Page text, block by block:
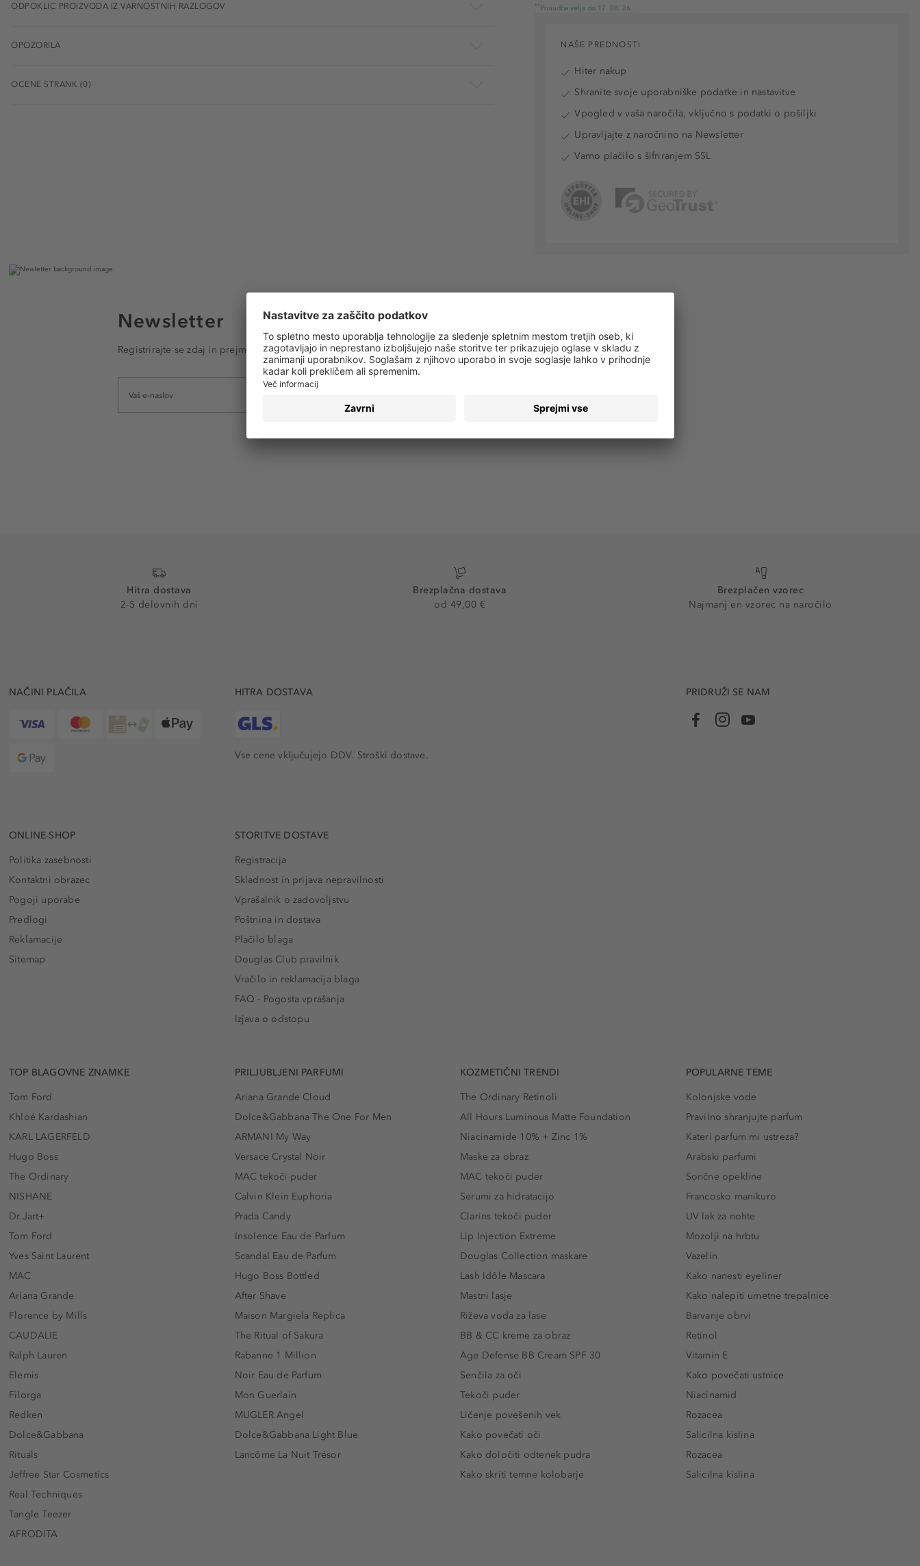
*1 Ponudba velja do 17. 08. 26.
ODPOKLIC PROIZVODA IZ VARNOSTNIH RAZLOGOV
OPOZORILA
OCENE STRANK (0)
NAŠE PREDNOSTI
Hiter nakup
Shranite svoje uporabniške podatke in nastavitve
Vpogled v vaša naročila, vključno s podatki o pošiljki
Upravljajte z naročnino na Newsletter
Varno plačilo s šifriranjem SSL
Newsletter
Registrirajte se zdaj in prejmite e-poštna obvestila o vseh trendih in ponudbah!
Hitra dostava
2-5 delovnih dni
Brezplačna dostava
od 49,00 €
Brezplačen vzorec
Najmanj en vzorec na naročilo
NAČINI PLAČILA HITRA DOSTAVA
Vse cene vključujejo DDV. Stroški dostave.
PRIDRUŽI SE NAM
ONLINE-SHOP
Politika zasebnosti
Kontaktni obrazec
Pogoji uporabe
Predlogi
Reklamacije
Sitemap
STORITVE DOSTAVE
Registracija
Skladnost in prijava nepravilnosti
Vprašalnik o zadovoljstvu
Poštnina in dostava
Plačilo blaga
Douglas Club pravilnik
Vračilo in reklamacija blaga
FAQ - Pogosta vprašanja
Izjava o odstopu
TOP BLAGOVNE ZNAMKE
Tom Ford
Khloé Kardashian
KARL LAGERFELD
Hugo Boss
The Ordinary
NISHANE
Dr.Jart+
Tom Ford
Yves Saint Laurent
MAC
Ariana Grande
Florence by Mills
CAUDALIE
Ralph Lauren
Elemis
Filorga
Redken
Dolce&Gabbana
Rituals
Jeffree Star Cosmetics
Real Techniques
Tangle Teezer
AFRODITA
PRILJUBLJENI PARFUMI
Ariana Grande Cloud
Dolce&Gabbana The One For Men
ARMANI My Way
Versace Crystal Noir
MAC tekoči puder
Calvin Klein Euphoria
Prada Candy
Insolence Eau de Parfum
Scandal Eau de Parfum
Hugo Boss Bottled
After Shave
Maison Margiela Replica
The Ritual of Sakura
Rabanne 1 Million
Noir Eau de Parfum
Mon Guerlain
MUGLER Angel
Dolce&Gabbana Light Blue
Lancôme La Nuit Trésor
KOZMETIČNI TRENDI
The Ordinary Retinoli
All Hours Luminous Matte Foundation
Niacinamide 10% + Zinc 1%
Maske za obraz
MAC tekoči puder
Serumi za hidratacijo
Clarins tekoči puder
Lip Injection Extreme
Douglas Collection maskare
Lash Idôle Mascara
Mastni lasje
Riževa voda za lase
BB & CC kreme za obraz
Age Defense BB Cream SPF 30
Senčila za oči
Tekoči puder
Ličenje povešenih vek
Kako povečati oči
Kako določiti odtenek pudra
Kako skriti temne kolobarje
POPULARNE TEME
Kolonjske vode
Pravilno shranjujte parfum
Kateri parfum mi ustreza?
Arabski parfumi
Sončne opekline
Francosko manikuro
UV lak za nohte
Mozolji na hrbtu
Vazelin
Kako nanesti eyeliner
Kako nalepiti umetne trepalnice
Barvanje obrvi
Retinol
Vitamin E
Kako povečati ustnice
Niacinamid
Rozacea
Salicilna kislina
Rozacea
Salicilna kislina